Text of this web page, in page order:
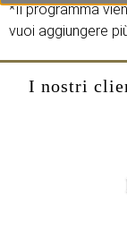
*Il programma
vuoi aggiungere
I nostri